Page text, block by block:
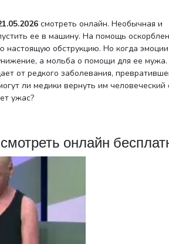
смотреть онлайн. Необычная и
ее в машину. На помощь
настоящую обструкцию. Но когда эмоции
а мольба о помощи для ее мужа.
от редкого заболевания,
ли медики вернуть им человеческий
ужас?
онлайн